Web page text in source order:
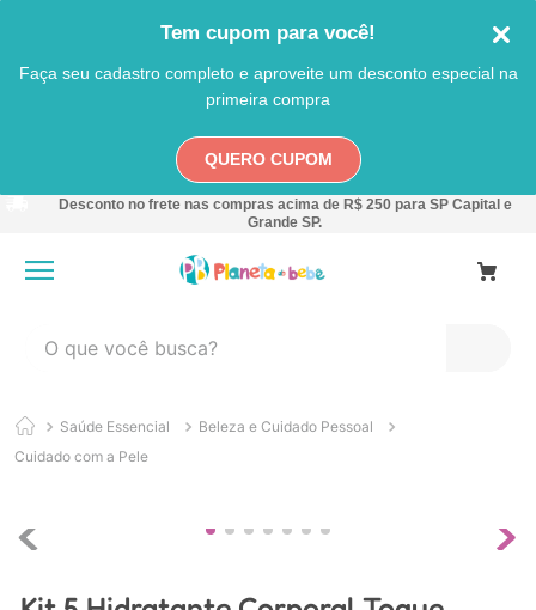
Tem cupom para você!
Faça seu cadastro completo e aproveite um desconto especial na
primeira compra
QUERO CUPOM
Desconto no frete nas compras acima de R$ 250 para SP Capital e
Grande SP.
Saúde Essencial
Beleza e Cuidado Pessoal
Cuidado com a Pele
1 º
carro
5
chupeta